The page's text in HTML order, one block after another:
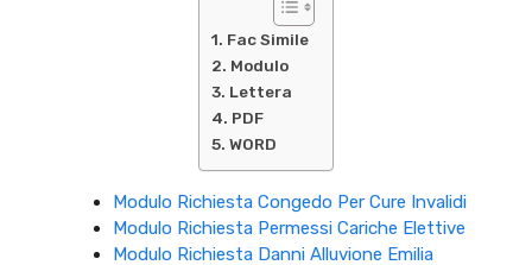
Fac Simile
Modulo
Lettera
PDF
WORD
Modulo Richiesta Congedo Per Cure Invalidi
Modulo Richiesta Permessi Cariche Elettive
Modulo Richiesta Danni Alluvione Emilia